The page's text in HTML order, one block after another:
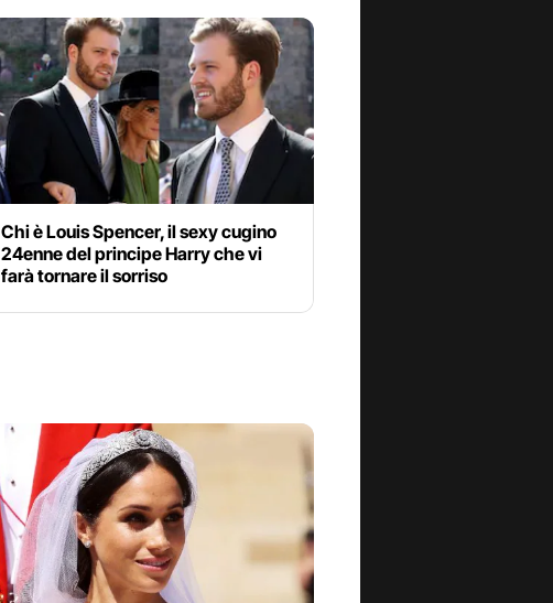
Chi è Louis Spencer, il sexy cugino
24enne del principe Harry che vi
farà tornare il sorriso